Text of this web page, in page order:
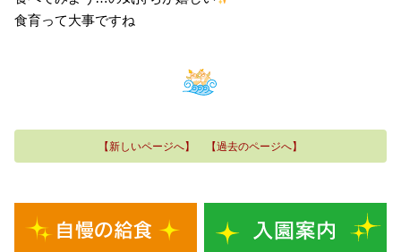
食育って大事ですね
【新しいページへ】 【過去のページへ】